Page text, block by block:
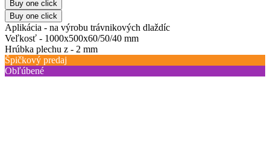
Buy one click
Buy one click
Aplikácia - na výrobu trávnikových dlaždíc
Veľkosť - 1000х500х60/50/40 mm
Hrúbka plechu z - 2 mm
Špičkový predaj
Obľúbené